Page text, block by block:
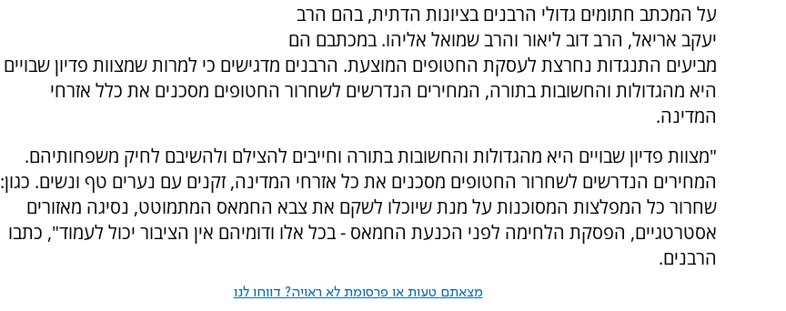
על המכתב חתומים גדולי הרבנים בציונות הדתית, בהם הרב
יעקב אריאל, הרב דוב ליאור והרב שמואל אליהו. במכתבם הם
מביעים התנגדות נחרצת לעסקת החטופים המוצעת. הרבנים מדגישים כי למרות שמצוות פדיון שבויים
היא מהגדולות והחשובות בתורה, המחירים הנדרשים לשחרור החטופים מסכנים את כלל אזרחי
המדינה.
"מצוות פדיון שבויים היא מהגדולות והחשובות בתורה וחייבים להצילם ולהשיבם לחיק משפחותיהם.
המחירים הנדרשים לשחרור החטופים מסכנים את כל אזרחי המדינה, זקנים עם נערים טף ונשים. כגון:
שחרור כל המפלצות המסוכנות על מנת שיוכלו לשקם את צבא החמאס המתמוטט, נסיגה מאזורים
אסטרטגיים, הפסקת הלחימה לפני הכנעת החמאס - בכל אלו ודומיהם אין הציבור יכול לעמוד", כתבו
הרבנים.
מצאתם טעות או פרסומת לא ראויה? דווחו לנו